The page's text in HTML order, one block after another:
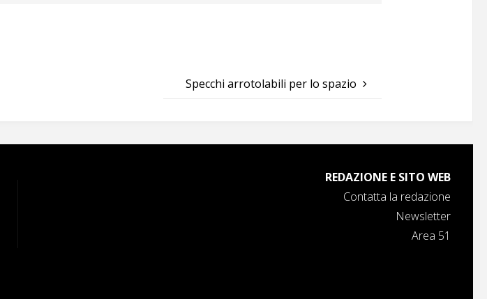
Specchi arrotolabili per lo spazio
REDAZIONE E SITO WEB
Contatta la redazione
Newsletter
Area 51